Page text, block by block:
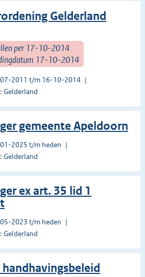
Gelderland
per 17-10-2014
17-10-2014
2011 t/m 16-10-2014
Gelderland
gemeente Apeldoorn
2025 t/m heden
Gelderland
ex art. 35 lid 1
2023 t/m heden
Gelderland
handhavingsbeleid